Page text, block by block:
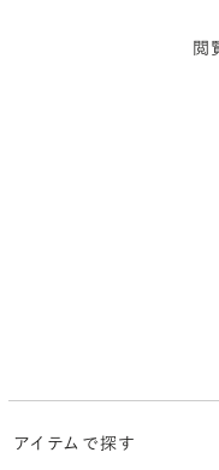
閲
アイテムで探す